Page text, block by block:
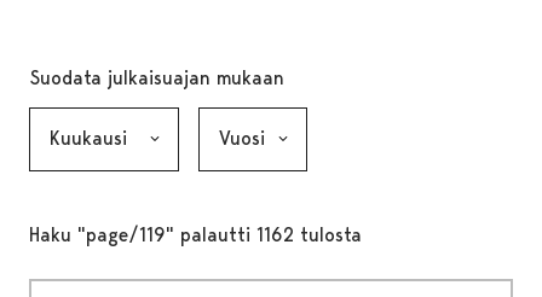
Suodata julkaisuajan mukaan
Haku "page/119" palautti 1162 tulosta